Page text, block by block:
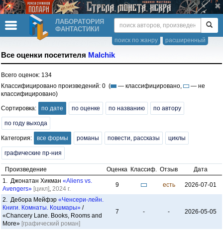
ЛАБОРАТОРИЯ
ФАНТАСТИКИ
расширенный
поиск по жанру
Все оценки посетителя Malchik
Всего оценок: 134
Классифицировано произведений: 0 (
— классифицировано,
— не
классифицировано)
Сортировка: по дате по оценке по названию по автору
по году выхода
Категория: все формы романы повести, рассказы циклы
графические пр-ния
Произведение Оценка Классиф. Отзыв
Дата
1. Джонатан Хикман «Aliens vs.
Avengers» [цикл], 2024 г.
9 есть 2026-07-01
2. Дебора Мейфэр «Ченсери-лейн.
Книги. Комнаты. Кошмары» /
«Chancery Lane. Books, Rooms and
More» [графический роман]
7 - - 2026-05-05